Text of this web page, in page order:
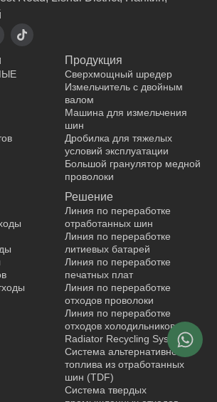
T
i
Продукция
Сверхмощный шредер
Измельчитель с двойным
валом
Машина для измельчения
шин
Дробилка для тяжелых
условий эксплуатации
Большой гранулятор медной
проволоки
Решение
Линия по переработке
отработанных шин
Линия по переработке
литиевых батарей
Линия по переработке
печатных плат
Линия по переработке
отходов проволоки
Линия по переработке
отходов холодильников
Radiator Recycling System
Система альтернативного
топлива из отработанных
шин (TDF)
Система твердых